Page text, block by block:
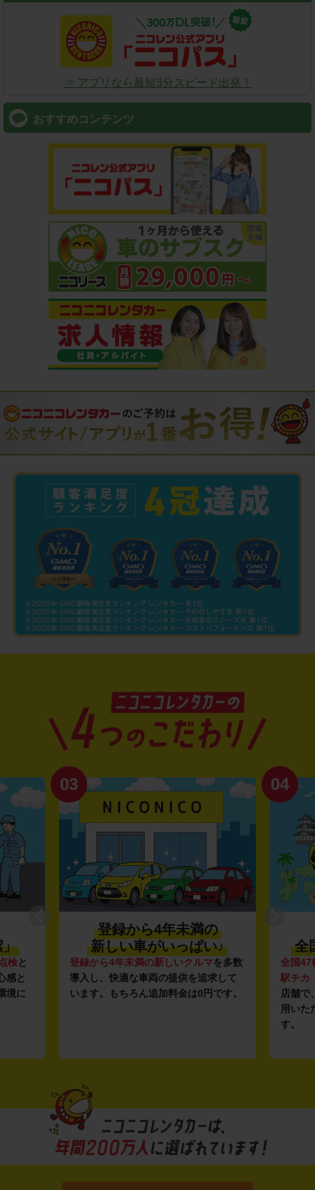
⇒ アプリなら最短3分スピード出発！
おすすめコンテンツ
」
検と
感と
境に
03
登録から4年未満の
新しい車がいっぱい♪
登録から4年未満の新しいクルマを多数
導入し、快適な車両の提供を追求して
います。もちろん追加料金は0円です。
04
全
全国47
駅チカ
店舗で
用いた
す。